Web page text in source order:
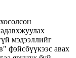
мэдээллийг
фэйсбүүкээс авах